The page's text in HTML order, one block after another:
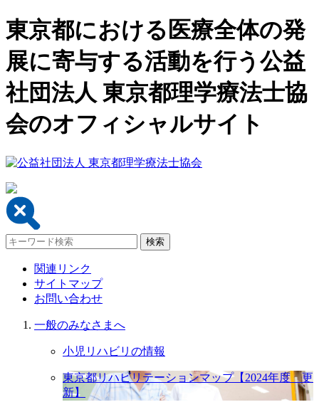
東京都における医療全体の発
展に寄与する活動を行う公益
社団法人 東京都理学療法士協
会のオフィシャルサイト
関連リンク
サイトマップ
お問い合わせ
一般のみなさまへ
小児リハビリの情報
東京都リハビリテーションマップ【2024年度 更
新】